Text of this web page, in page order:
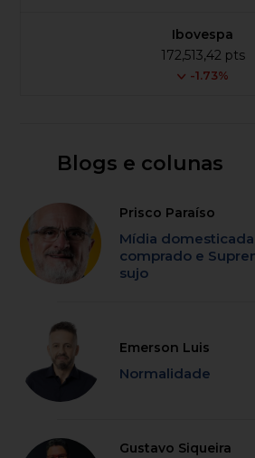
Ibovespa
172,513,42 pts
-1.73%
Blogs e colunas
Prisco Paraíso
Mídia
comprado e
sujo
Emerson Luis
Normalidade
Gustavo Siqueira